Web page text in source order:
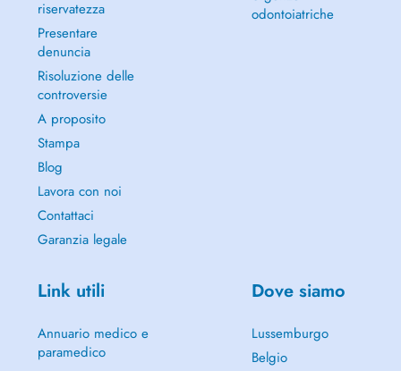
riservatezza
Presentare
denuncia
Risoluzione delle
controversie
A proposito
Stampa
Blog
Lavora con noi
Contattaci
Garanzia legale
odontoiatriche
Link utili
Annuario medico e
paramedico
Dove siamo
Lussemburgo
Belgio